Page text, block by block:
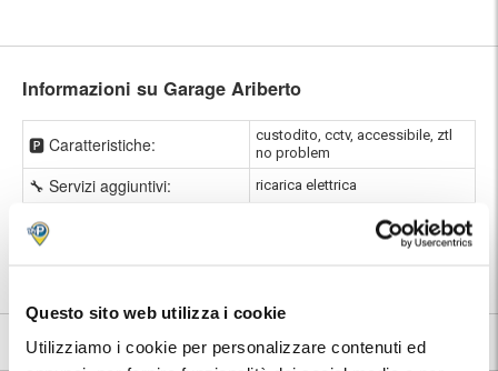
Questo sito web utilizza i cookie
Utilizziamo i cookie per personalizzare contenuti ed
Informazioni su Garage Ariberto
🅿️ Caratteristiche:
custodito, cctv, accessibile, ztl
no problem
🔧 Servizi aggiuntivi: ricarica elettrica
⭐ Votato dai clienti:
Stazione di Milano Porta
8.4 9 recensioniVedi tutte